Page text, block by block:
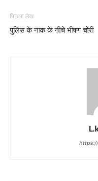
पिछला लेख
पुलिस के नाक के नीचे भीषण चोरी